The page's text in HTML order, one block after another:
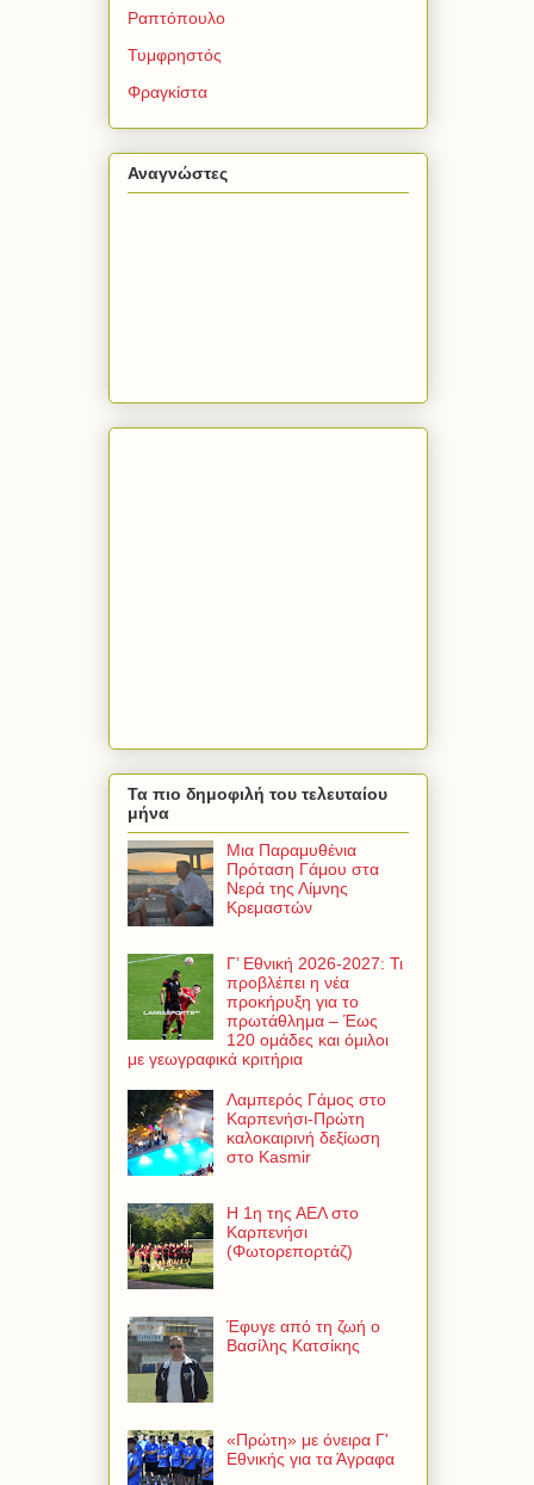
Ραπτόπουλο
Τυμφρηστός
Φραγκίστα
Αναγνώστες
Τα πιο δημοφιλή του τελευταίου
μήνα
Μια Παραμυθένια
Πρόταση Γάμου στα
Νερά της Λίμνης
Κρεμαστών
Γ’ Εθνική 2026-2027: Τι
προβλέπει η νέα
προκήρυξη για το
πρωτάθλημα – Έως
120 ομάδες και όμιλοι
με γεωγραφικά κριτήρια
Λαμπερός Γάμος στο
Καρπενήσι-Πρώτη
καλοκαιρινή δεξίωση
στο Kasmir
Η 1η της ΑΕΛ στο
Καρπενήσι
(Φωτορεπορτάζ)
Έφυγε από τη ζωή ο
Βασίλης Κατσίκης
«Πρώτη» με όνειρα Γ'
Εθνικής για τα Άγραφα